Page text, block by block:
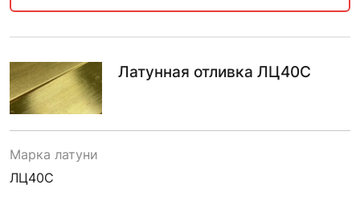
Латунная отливка ЛЦ40С
Марка латуни
ЛЦ40С